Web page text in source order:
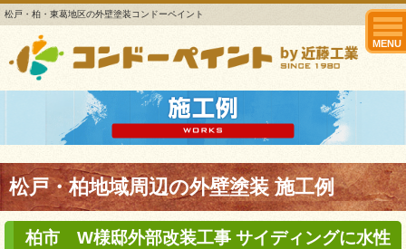
松戸・柏・東葛地区の外壁塗装コンドーペイント
MENU
松戸・柏地域周辺の外壁塗装 施工例
柏市 W様邸外部改装工事 サイディングに水性